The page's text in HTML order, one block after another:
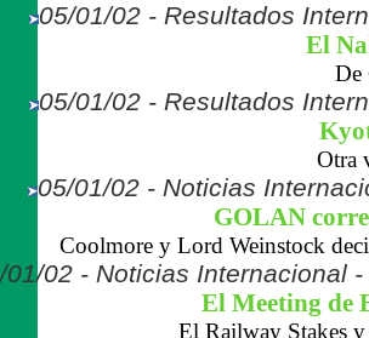
05/01/02 - Resultados
El
De
05/01/02 - Resultados
Otra
05/01/02 - Noticias
GOLAN
Coolmore y Lord Weinstock
01/02 - Noticias Internacional
El Meeting de
El Railway Stakes